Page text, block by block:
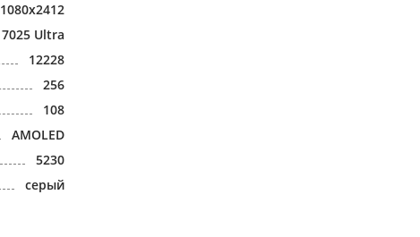
1080x2412
Ultra
12228
256
108
AMOLED
5230
серый